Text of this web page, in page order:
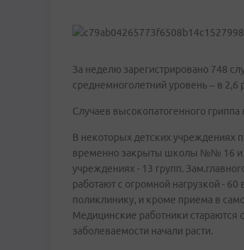
За неделю зарегистрировано 748
среднемноголетний уровень – в 2,6
Случаев высокопатогенного
В некоторых детских учреждениях
временно закрыты школы №№ 16 и
учреждениях - 13 групп.
работают с огромной нагрузкой -
поликлинику, и кроме приема в
Медицинские работники
заболеваемости начали расти.